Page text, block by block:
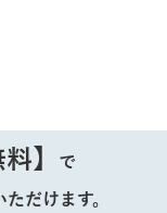
】 で
だけます。